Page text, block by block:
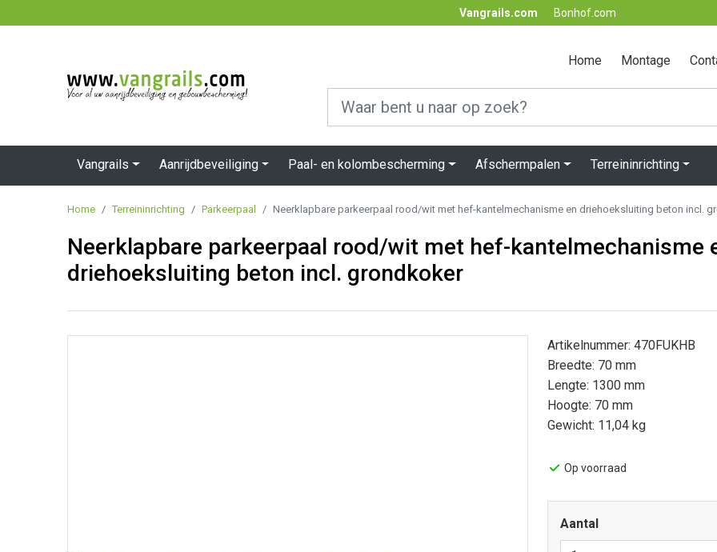
Vangrails.com Bonhof.com
Home Montage
Vangrails Aanrijdbeveiliging Paal- en kolombescherming Afschermpalen Terreininrichting
Home Terreininrichting Parkeerpaal Neerklapbare parkeerpaal rood/wit met hef-kantelmechanisme en driehoeksluiting beton incl.
Neerklapbare parkeerpaal rood/wit met hef-kantelmechanisme
driehoeksluiting beton incl. grondkoker
Artikelnummer: 470FUKHB
Breedte: 70 mm
Lengte: 1300 mm
Hoogte: 70 mm
Gewicht: 11,04 kg
Op voorraad
Aantal